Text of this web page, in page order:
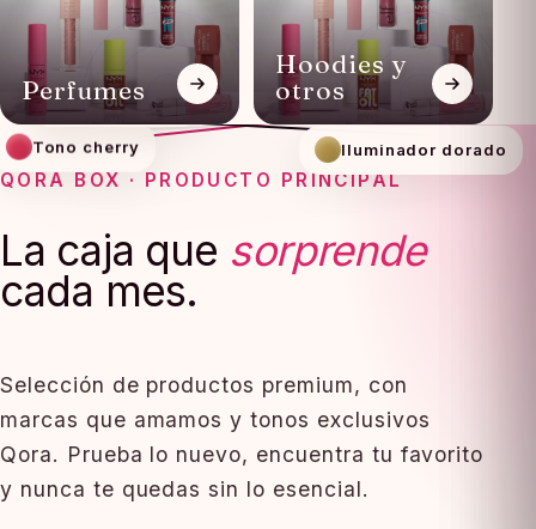
Perfumes
Hoodies y
otros
EDICIÓN
MENSUAL
Tono cherry Iluminador dorado
Sombra plum
QORA BOX · PRODUCTO PRINCIPAL
La caja que sorprende
cada mes.
Selección de productos premium, con
marcas que amamos y tonos exclusivos
Qora. Prueba lo nuevo, encuentra tu favorito
y nunca te quedas sin lo esencial.